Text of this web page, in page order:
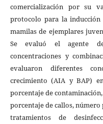
comercialización por su
protocolo para la
mamilas de ejemplares
Se evaluó el agente
concentraciones y
evaluaron diferentes
crecimiento (AIA y BAP)
porcentaje de
porcentaje de callos,
tratamientos de